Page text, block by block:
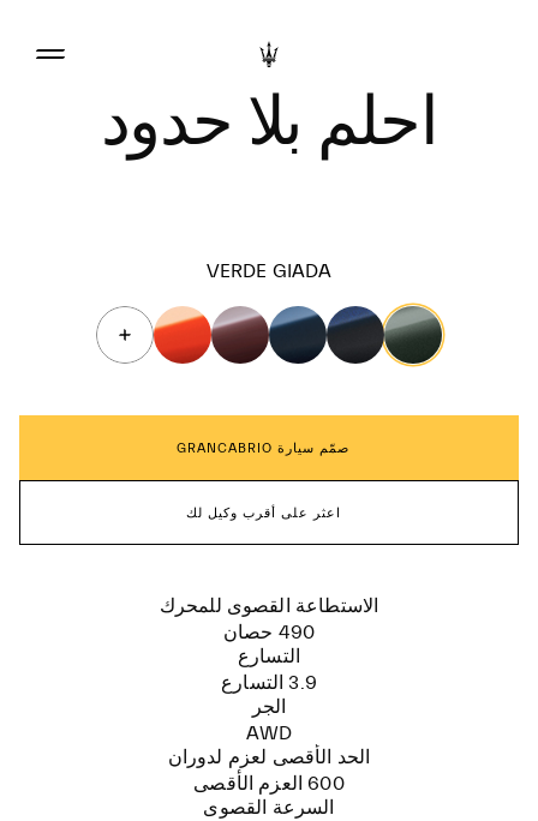
احلم بلا حدود
VERDE GIADA
صمّم سيارة GRANCABRIO
اعثر على أقرب وكيل لك
الاستطاعة القصوى للمحرك
490 حصان
التسارع
3.9 التسارع
الجر
AWD
الحد الأقصى لعزم لدوران
600 العزم الأقصى
السرعة القصوى